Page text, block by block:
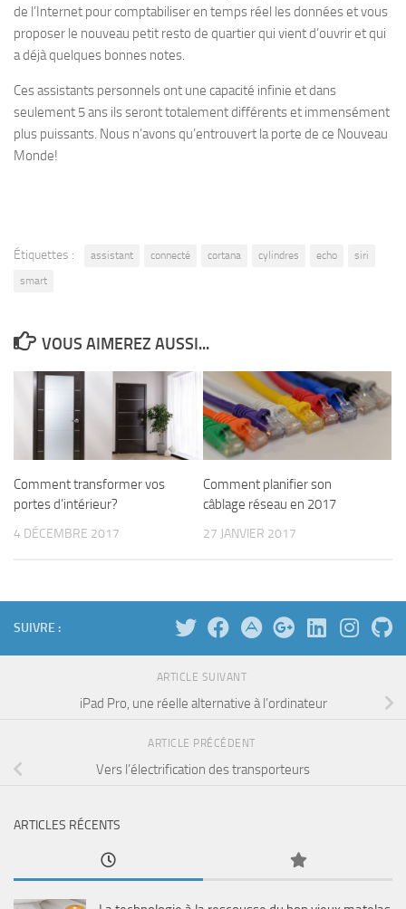
de l’Internet pour comptabiliser en temps réel les données et vous
proposer le nouveau petit resto de quartier qui vient d’ouvrir et qui
a déjà quelques bonnes notes.
Ces assistants personnels ont une capacité infinie et dans
seulement 5 ans ils seront totalement différents et immensément
plus puissants. Nous n’avons qu’entrouvert la porte de ce Nouveau
Monde!
Étiquettes : assistant connecté cortana cylindres echo
siri
smart
VOUS AIMEREZ AUSSI...
Comment transformer vos
portes d’intérieur?
4 DÉCEMBRE 2017
Comment planifier son
câblage réseau en 2017
27 JANVIER 2017
SUIVRE :
ARTICLE SUIVANT
iPad Pro, une réelle alternative à l’ordinateur
ARTICLE PRÉCÉDENT
Vers l’électrification des transporteurs
ARTICLES RÉCENTS